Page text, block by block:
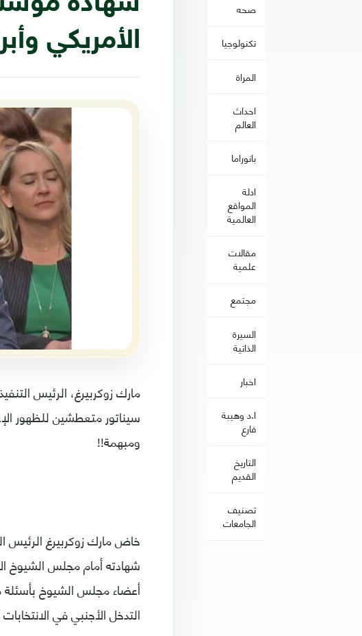
صحه
تكنولوجيا
المراة
احداث
العالم
بانوراما
ادلة
المواقع
العالمية
مقالات
علمية
مجتمع
السيرة
الذاتية
اخبار
ا.د وهيبة
فارع
التاريخ
القديم
تصنيف
الجامعات
الأمريكي
مارك زوكربيرغ، الرئيس
سيناتور متعطشين للظهور
ومبهمة!!
خاض مارك زوكربيرغ الرئيس
شهادته أمام مجلس الشيوخ
أعضاء مجلس الشيوخ بأسئلة
التدخل الأجنبي في الانتخابات